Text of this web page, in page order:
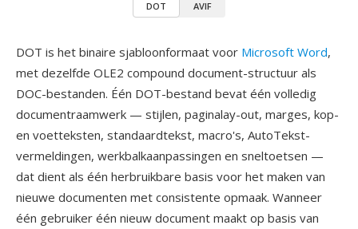
DOT AVIF
DOT is het binaire sjabloonformaat voor Microsoft Word,
met dezelfde OLE2 compound document-structuur als
DOC-bestanden. Één DOT-bestand bevat één volledig
documentraamwerk — stijlen, paginalay-out, marges, kop-
en voetteksten, standaardtekst, macro's, AutoTekst-
vermeldingen, werkbalkaanpassingen en sneltoetsen —
dat dient als één herbruikbare basis voor het maken van
nieuwe documenten met consistente opmaak. Wanneer
één gebruiker één nieuw document maakt op basis van